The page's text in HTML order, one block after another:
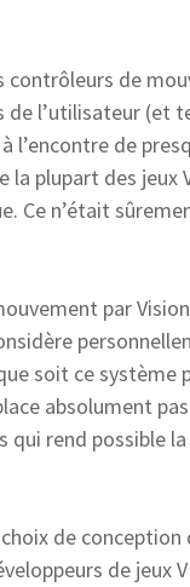
de
l’utilisateur (et
l’encontre de
plupart des jeux
Ce n’était
par
soit ce
absolument
rend possible
de conception
de